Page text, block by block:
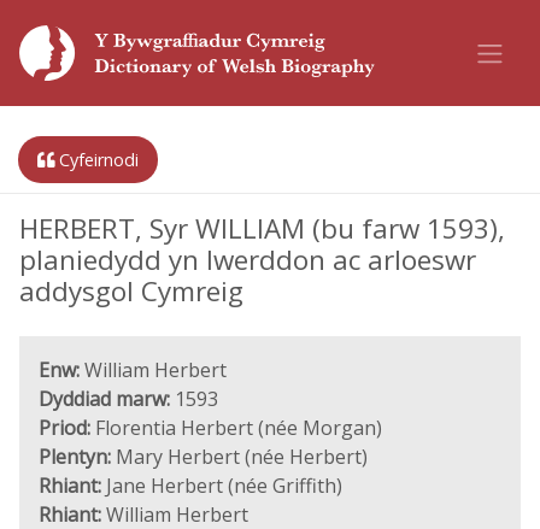
Cyfeirnodi
HERBERT, Syr WILLIAM (bu farw 1593),
planiedydd yn Iwerddon ac arloeswr
addysgol Cymreig
Enw:William Herbert
Dyddiad marw: 1593
Priod: Florentia Herbert (née Morgan)
Plentyn: Mary Herbert (née Herbert)
Rhiant: Jane Herbert (née Griffith)
Rhiant:William Herbert